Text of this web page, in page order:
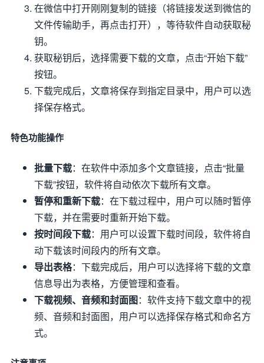
在微信中打开刚刚复制的链接（将链接发送到微信的
文件传输助手，再点击打开），等待软件自动获取秘
钥。
获取秘钥后，选择需要下载的文章，点击“开始下载”
按钮。
下载完成后，文章将保存到指定目录中，用户可以选
择保存格式。
特色功能操作
批量下载：在软件中添加多个文章链接，点击“批量
下载”按钮，软件将自动依次下载所有文章。
暂停和重新下载：在下载过程中，用户可以随时暂停
下载，并在需要时重新开始下载。
按时间段下载：用户可以设置下载时间段，软件将自
动下载该时间段内的所有文章。
导出表格：下载完成后，用户可以选择将下载的文章
信息导出为表格，方便管理和查看。
下载视频、音频和封面图：软件支持下载文章中的视
频、音频和封面图，用户可以选择保存格式和命名方
式。